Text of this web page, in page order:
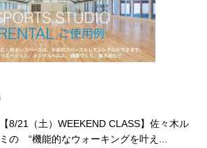
【8/21（土）WEEKEND CLASS】佐々木ル
ミの “機能的なウォーキングを叶え...